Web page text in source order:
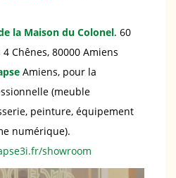
la Maison du Colonel. 60
Chênes, 80000 Amiens
Amiens, pour la
(meuble
peinture, équipement
numérique).
showroom